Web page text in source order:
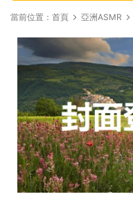
當前位置： 首頁 亞洲ASMR